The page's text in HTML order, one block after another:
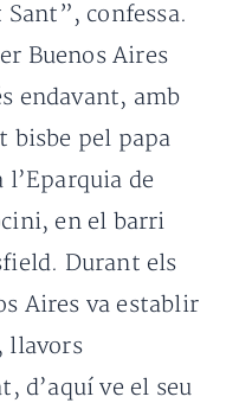
confessa.
Buenos Aires
endavant, amb
bisbe pel papa
de
en el barri
Durant els
Aires va establir
llavors
d’aquí ve el seu